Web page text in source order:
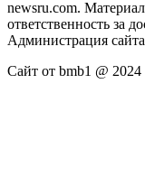
newsru.com.
ответственность за
Администрация сайта
Сайт от bmb1 @ 2024